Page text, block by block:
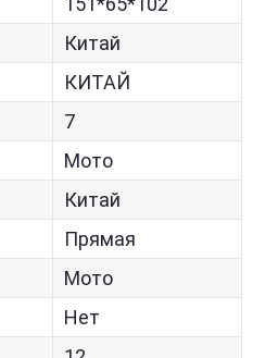
Китай
КИТАЙ
7
Мото
Китай
Прямая
Мото
Нет